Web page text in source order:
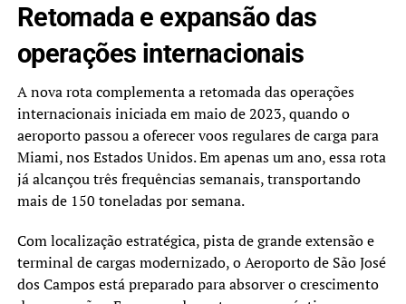
Retomada e expansão das
operações internacionais
A nova rota complementa a retomada das operações
internacionais iniciada em maio de 2023, quando o
aeroporto passou a oferecer voos regulares de carga para
Miami, nos Estados Unidos. Em apenas um ano, essa rota
já alcançou três frequências semanais, transportando
mais de 150 toneladas por semana.
Com localização estratégica, pista de grande extensão e
terminal de cargas modernizado, o Aeroporto de São José
dos Campos está preparado para absorver o crescimento